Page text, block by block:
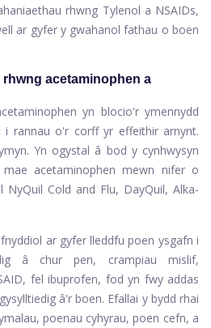
rhwng Tylenol a NSAIDs,
ar gyfer y gwahanol fathau o boen
acetaminophen a
yn blocio'r ymennydd
i rannau o'r corff yr effeithir arnynt.
Yn ogystal â bod y cynhwysyn
acetaminophen mewn nifer o
NyQuil Cold and Flu, DayQuil, Alka-
ar gyfer lleddfu poen ysgafn i
â chur pen, crampiau mislif,
fel ibuprofen, fod yn fwy addas
â'r boen. Efallai y bydd rhai
poenau cyhyrau, poen cefn, a